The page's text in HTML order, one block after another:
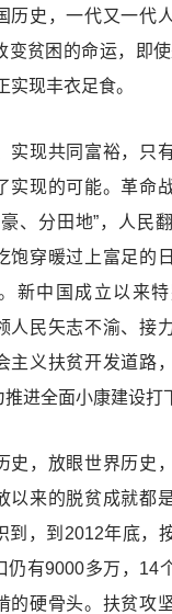
历史，一代又一代
变贫困的命运，即
实现丰衣足食。
现共同富裕，只有
实现的可能。革命
、分田地”，人民
饱穿暖过上富足的
新中国成立以来
人民矢志不渝、接
主义扶贫开发道路
进全面小康建设打
，放眼世界历史
以来的脱贫成就都
到，到2012年底，
仍有9000多万，14
的硬骨头。扶贫攻